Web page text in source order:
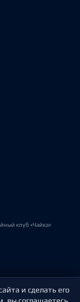
клуб «Чайка»
и сделать его